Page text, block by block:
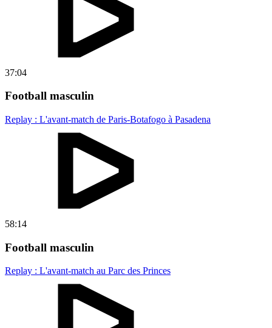
37:04
Football masculin
Replay : L'avant-match de Paris-Botafogo à Pasadena
58:14
Football masculin
Replay : L'avant-match au Parc des Princes